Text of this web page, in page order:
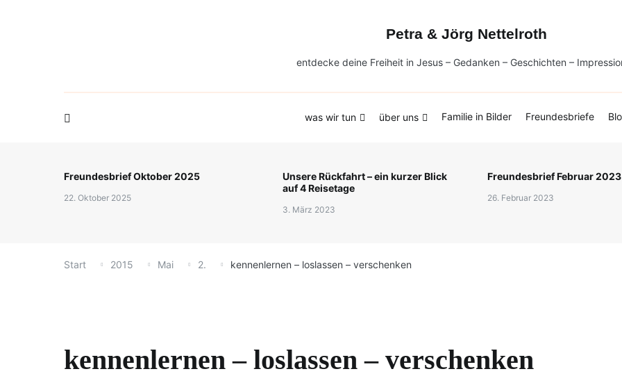
Petra & Jörg Nettelroth
entdecke deine Freiheit in Jesus – Gedanken – Geschichten –
was wir tun über uns Familie in Bilder Freundesbriefe
Freundesbrief Oktober 2025
22. Oktober 2025
Unsere Rückfahrt – ein kurzer Blick
auf 4 Reisetage
3. März 2023
Freundesbrief Februar 2023
26. Februar 2023
Start 2015 Mai 2. kennenlernen – loslassen – verschenken
kennenlernen – loslassen – verschenken